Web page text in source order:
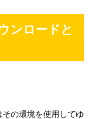
ンロードと
の環境を使用してゆ